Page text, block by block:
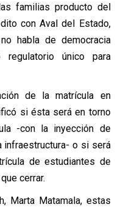
familias producto del
con Aval del Estado,
habla de democracia
único para
de la matrícula en
si ésta será en torno
-con la inyección de
infraestructura- o si será
de estudiantes de
cerrar.
Marta Matamala, estas